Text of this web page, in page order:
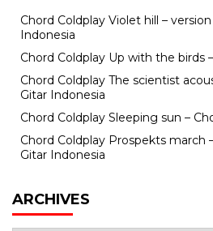
Chord Coldplay Violet hill –
Indonesia
Chord Coldplay Up with the birds
Chord Coldplay The scientist
Gitar Indonesia
Chord Coldplay Sleeping sun –
Chord Coldplay Prospekts march
Gitar Indonesia
ARCHIVES